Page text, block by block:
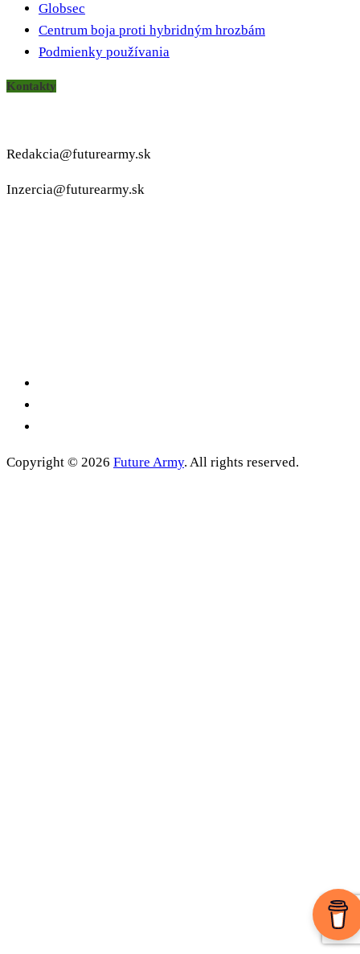
Globsec
Centrum boja proti hybridným hrozbám
Podmienky používania
Kontakty
Redakcia@futurearmy.sk
Inzercia@futurearmy.sk
Copyright © 2026 Future Army. All rights reserved.